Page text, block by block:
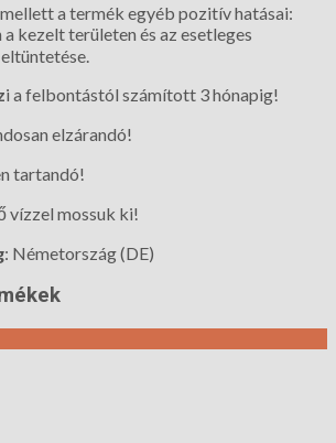
a termék egyéb pozitív hatásai:
kezelt területen és az esetleges
i a felbontástól számított 3 hónapig!
elzárandó!
tartandó!
vízzel mossuk ki!
: Németország (DE)